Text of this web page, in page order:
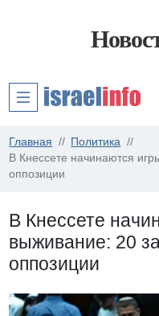
Главная
Политика
В Кнессете начинаются
оппозиции
В Кнессете
выживание: 20
оппозиции